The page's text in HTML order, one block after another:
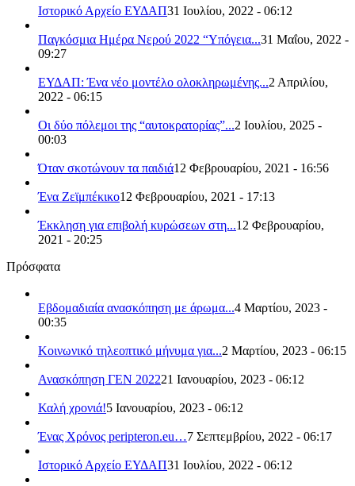
Ιστορικό Αρχείο ΕΥΔΑΠ31 Ιουλίου, 2022 - 06:12
Παγκόσμια Ημέρα Νερού 2022 “Υπόγεια...31 Μαΐου, 2022 -
09:27
ΕΥΔΑΠ: Ένα νέο μοντέλο ολοκληρωμένης...2 Απριλίου,
2022 - 06:15
Οι δύο πόλεμοι της “αυτοκρατορίας”...2 Ιουλίου, 2025 -
00:03
Όταν σκοτώνουν τα παιδιά12 Φεβρουαρίου, 2021 - 16:56
Ένα Ζεϊμπέκικο12 Φεβρουαρίου, 2021 - 17:13
Έκκληση για επιβολή κυρώσεων στη...12 Φεβρουαρίου,
2021 - 20:25
Πρόσφατα
Εβδομαδιαία ανασκόπηση με άρωμα...4 Μαρτίου, 2023 -
00:35
Κοινωνικό τηλεοπτικό μήνυμα για...2 Μαρτίου, 2023 - 06:15
Ανασκόπηση ΓΕΝ 202221 Ιανουαρίου, 2023 - 06:12
Καλή χρονιά!5 Ιανουαρίου, 2023 - 06:12
Ένας Χρόνος peripteron.eu…7 Σεπτεμβρίου, 2022 - 06:17
Ιστορικό Αρχείο ΕΥΔΑΠ31 Ιουλίου, 2022 - 06:12